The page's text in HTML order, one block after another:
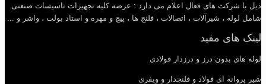
ذیل با شرکت های فعال اعلام می دارد : عرضه کلیه تجهیزات تاسیسات صنعتی
شامل لوله ، شیرآلات ، اتصالات ، فلنج ها ، پیچ و مهره و استاد بولت ، واشر و ...
لینک های مفید
لوله های بدون درز و درزدار فولادی
شیر پروانه ای فولاد و فلنجدار و ویفری